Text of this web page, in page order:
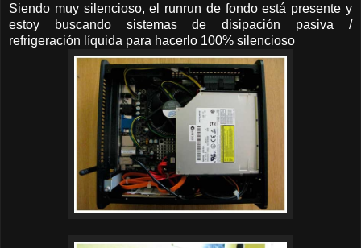
Siendo muy silencioso, el runrun de fondo está presente y
estoy buscando sistemas de disipación pasiva /
refrigeración líquida para hacerlo 100% silencioso